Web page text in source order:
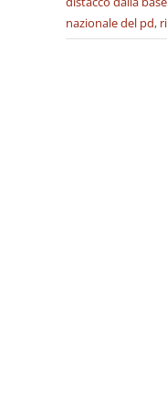
nazionale del pd,